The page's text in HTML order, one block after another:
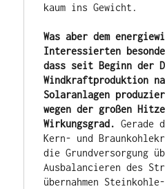
kaum ins Gewicht.
Was aber dem
Interessierten
dass seit Beginn der
Windkraftproduktion
Solaranlagen
wegen der großen
Wirkungsgrad. Gerade
Kern- und
die Grundversorgung
Ausbalancieren des
übernahmen